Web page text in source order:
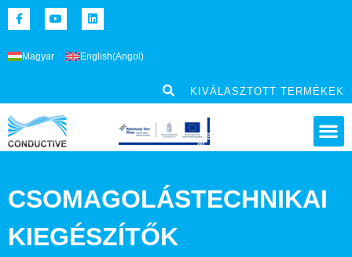
Magyar English(Angol )
KIVÁLASZTOTT TERMÉKEK
CSOMAGOLÁSTECHNIKAI
KIEGÉSZÍTŐK